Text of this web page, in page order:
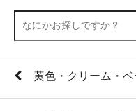
黄色・クリーム・